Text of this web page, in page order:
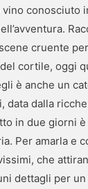
cruente
cortile, oggi
è anche un
dalla
in due giorni
Per amarla e
che
dettagli per